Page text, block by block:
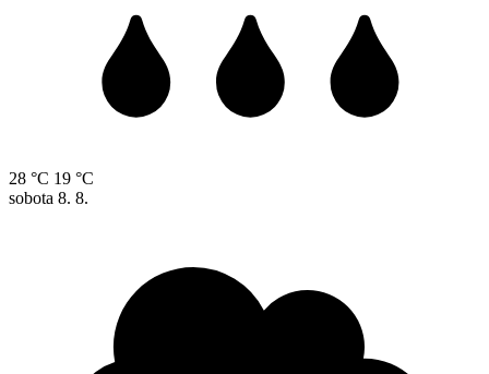
28 °C 19 °C
sobota 8. 8.